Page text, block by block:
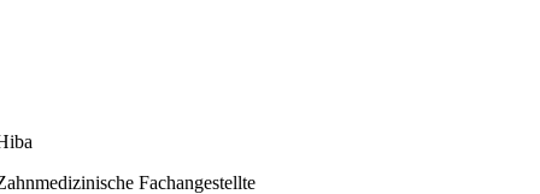
Fachangestellte